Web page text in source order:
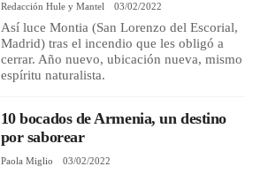
Redacción Hule y Mantel 03/02/2022
Así luce Montia (San Lorenzo del Escorial,
Madrid) tras el incendio que les obligó a
cerrar. Año nuevo, ubicación nueva, mismo
espíritu naturalista.
10 bocados de Armenia, un destino
por saborear
Paola Miglio 03/02/2022